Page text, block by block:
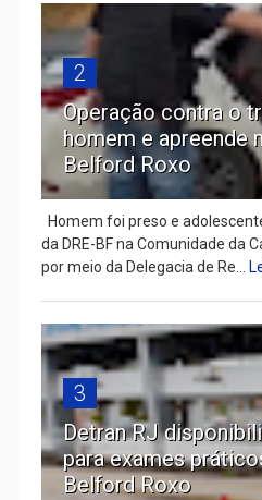
2
Operação contra o
homem e apreende
Belford Roxo
Homem foi preso e
da DRE-BF na Comunidade da
por meio da Delegacia de Re...
3
Detran RJ
para exames
Belford Roxo